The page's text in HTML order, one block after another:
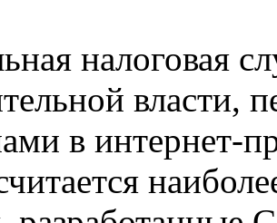
налоговая
власти,
в интернет-